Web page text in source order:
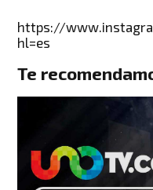
https://
hl=es
Te